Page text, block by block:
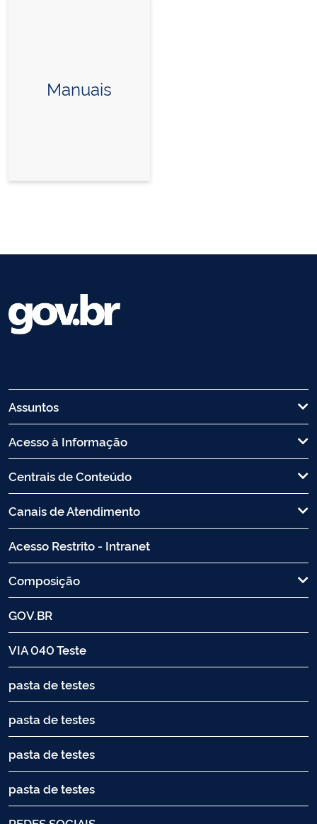
Manuais
Assuntos
Acesso à Informação
Centrais de Conteúdo
Canais de Atendimento
Acesso Restrito - Intranet
Composição
GOV.BR
VIA 040 Teste
pasta de testes
pasta de testes
pasta de testes
pasta de testes